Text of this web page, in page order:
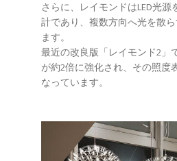
さらに、レイモンドはLED光
計であり、複数方向へ光を散
ます。
最近の改良版「レイモンド2」
が約2倍に強化され、その照度
なっています。